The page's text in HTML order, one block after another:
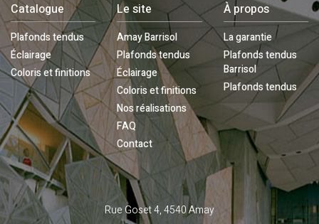
Catalogue
Plafonds tendus
Éclairage
Coloris et finitions
Le site
Amay Barrisol
Plafonds tendus
Éclairage
Coloris et finitions
Nos réalisations
FAQ
Contact
À propos
La garantie
Plafonds tendus
Barrisol
Plafonds tendus
Contactez-
nous
Rue Goset 4, 4540 Amay